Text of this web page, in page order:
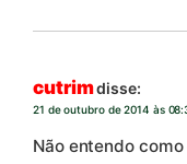
cutrimdisse:
21 de outubro de 2014 às
Não entendo